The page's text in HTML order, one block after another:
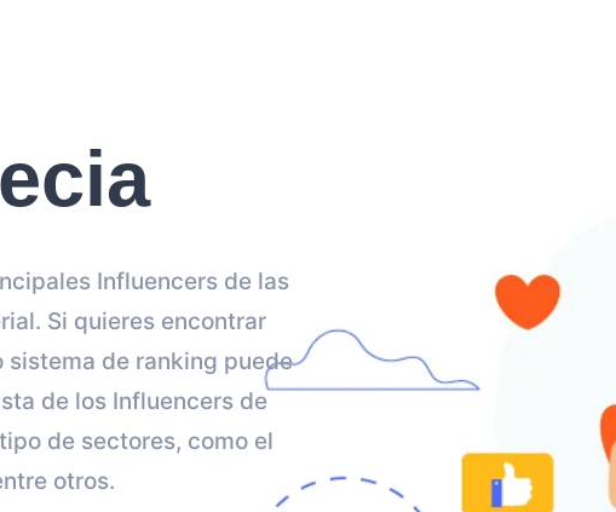
Influencers de las
Si quieres encontrar
sistema de ranking puede
de los Influencers de
de sectores, como el
otros.